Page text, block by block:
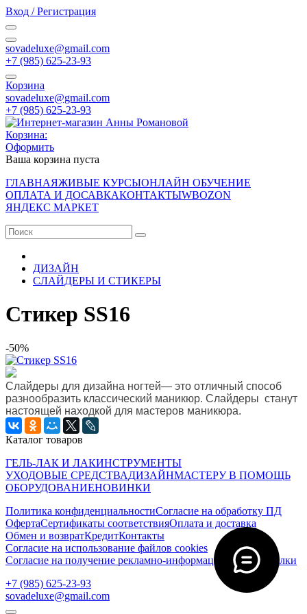
Вход / Регистрация
sovadeluxe@gmail.com
‭+7 (985) 625-23-93‬
Корзина
sovadeluxe@gmail.com
‭+7 (985) 625-23-93‬
Корзина:
Оформить
Ваша корзина пуста
ГЛАВНАЯЖИВЫЕ КУРСЫОНЛАЙН ОБУЧЕНИЕ
ОПЛАТА И ДОСАВКАКОНТАКТЫWBOZON
ЯНДЕКС МАРКЕТ
ДИЗАЙН
СЛАЙДЕРЫ И СТИКЕРЫ
Стикер SS16
-50%
Слайдеры для дизайна ногтей— это отличный способ
разнообразить классический маникюр. Слайдеры станут
настоящей находкой для мастеров маникюра.
Каталог товаров
ГЕЛЬ-ЛАК И ЛАКИНСТРУМЕНТЫ
УХОДОВЫЕ СРЕДСТВАДИЗАЙНМАСТЕРУ В ПОМОЩЬ
ОБОРУДОВАНИЕНОВИНКИ
Политика конфиденциальностиСогласие на обработку ПД
ОфертаСертификаты соответствияОплата и доставка
Обмен и возвратКредитКонтакты
Согласие на использование файлов cookies
Согласие на получение рекламно-информационной рассылки
‭+7 (985) 625-23-93‬
sovadeluxe@gmail.com